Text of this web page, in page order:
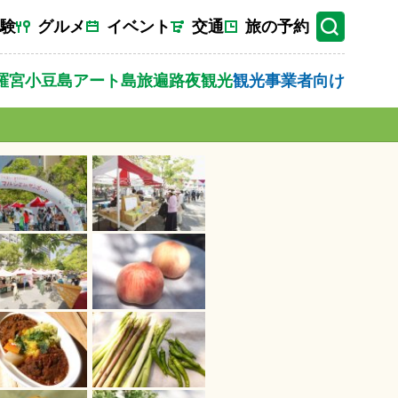
グルメ イベント 交通 旅の予約
宮小豆島アート島旅遍路夜観光観光事業者向け